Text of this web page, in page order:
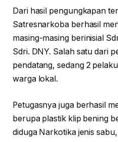
Dari hasil pengungkapan
Satresnarkoba berhasil
masing-masing berinisial
Sdri. DNY. Salah satu dari
pendatang, sedang 2
warga lokal.
Petugasnya juga berhasil
berupa plastik klip bening
diduga Narkotika jenis